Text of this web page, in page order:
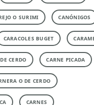
O SURIMI CANÓNIGOS
CARACOLES BUGET
CERDO CARNE PICADA
O DE CERDO
CARNES